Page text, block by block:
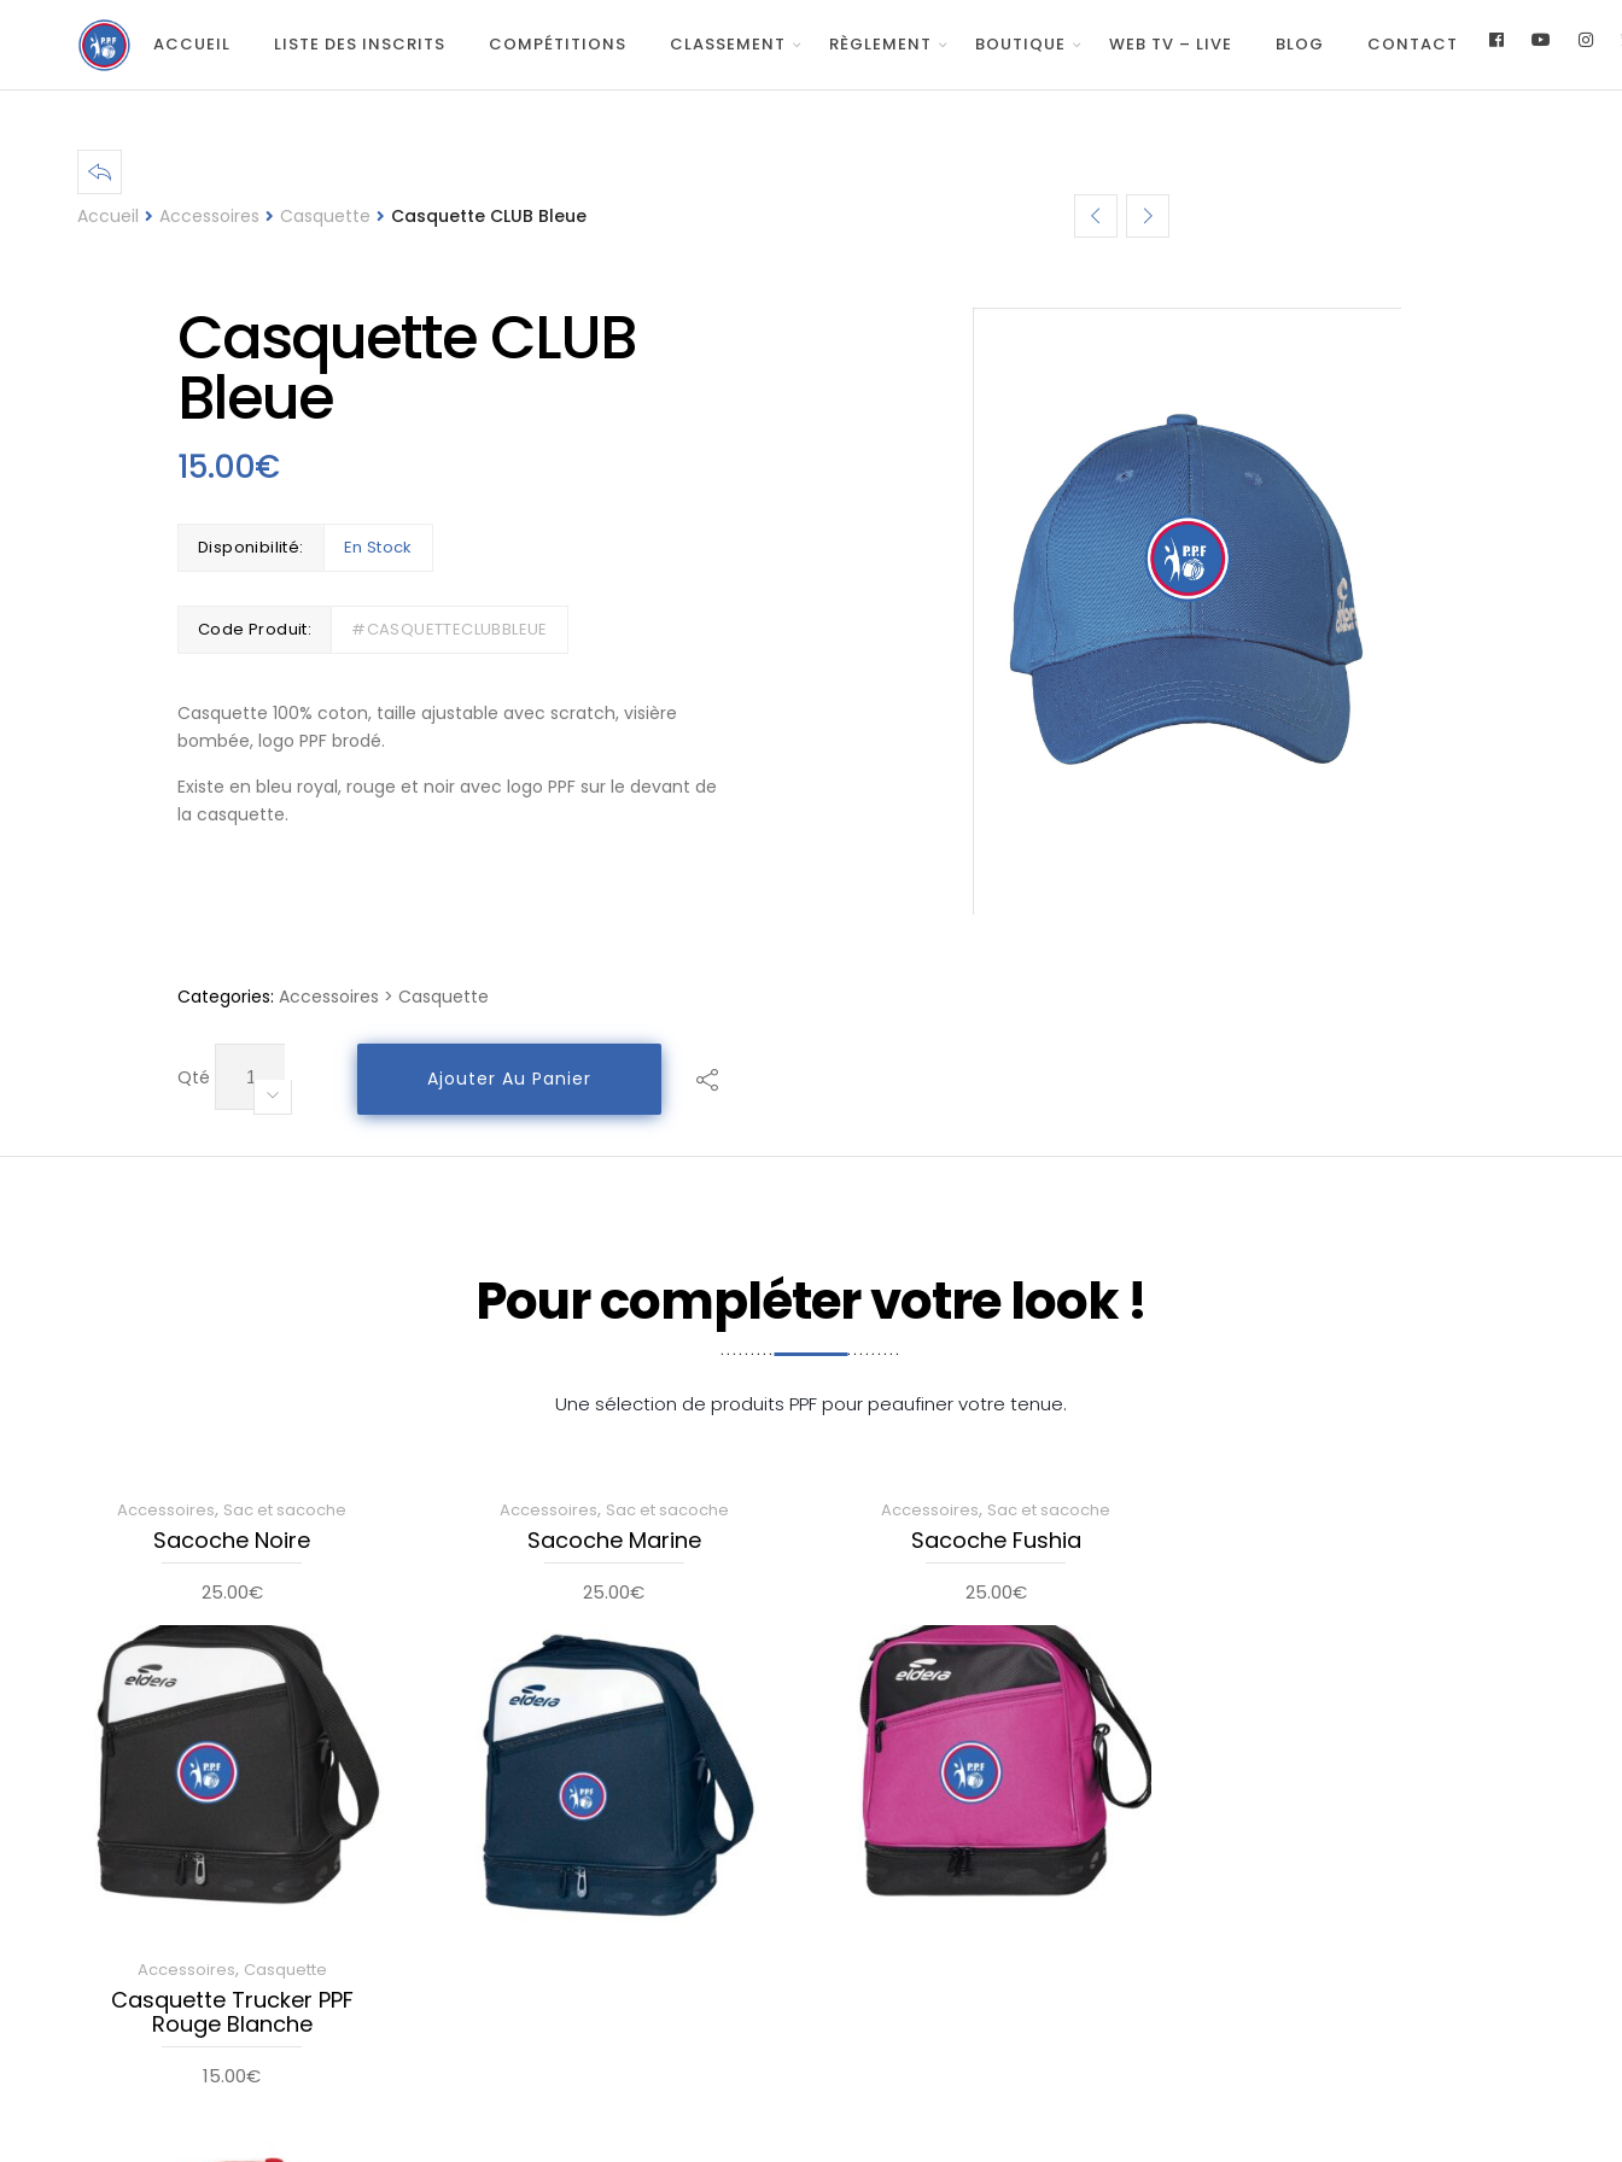
ACCUEIL LISTE DES INSCRITS COMPÉTITIONS CLASSEMENT RÈGLEMENT BOUTIQUE WEB TV – LIVE BLOG CONTACT
Accueil Accessoires Casquette Casquette CLUB Bleue
Casquette CLUB
Bleue
15.00€
Disponibilité: En Stock
Code Produit: #CASQUETTECLUBBLEUE
Casquette 100% coton, taille ajustable avec scratch, visière
bombée, logo PPF brodé.
Existe en bleu royal, rouge et noir avec logo PPF sur le devant de
la casquette.
Categories: Accessoires >Casquette
Qté
Casquette
Ajouter Au Panier
Pour compléter votre look !
Une sélection de produits PPF pour peaufiner votre tenue.
Accessoires, Sac et sacoche
Sacoche Noire
25.00€
Accessoires, Sac et sacoche
Sacoche Marine
25.00€
Accessoires, Sac et sacoche
Sacoche Fushia
25.00€
Accessoires, Casquette
Casquette Trucker PPF
Rouge Blanche
15.00€